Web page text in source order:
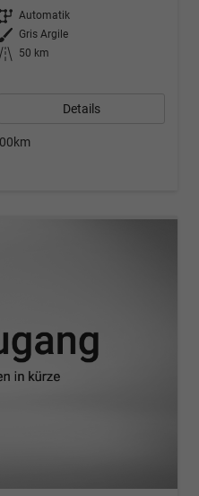
Getriebe Automatik
Außenfarbe
Gris Argile
Kilometerstand
50 km
Details